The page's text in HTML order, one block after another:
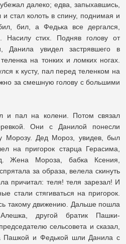
далеко; едва, запыхавшись,
стал колоть в спину, поднимая и
бил, а Федька все дергался,
Насилу стих. Подняв голову от
Данила увидел застрявшего в
на тонких и ломких ногах.
к кусту, пал перед теленком на
за смешную голову с большими
и пал на колени. Потом связал
Они с Данилой понесли
Морозу. Дед Мороз, увидев, был
на пригорок старца Герасима,
Жена Мороза, бабка Ксения,
за образа, велела скинуть
причитал: теля! теля зарезал! И
стали стягиваться на пригорок.
такому движению. Дальше пошла
другой братик Пашки-
сельсовета и сказал,
Пашкой и Федькой шли Данила с